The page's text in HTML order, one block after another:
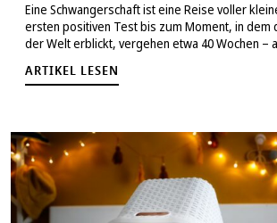
Eine Schwangerschaft ist eine Reise voller
ersten positiven Test bis zum Moment, in dem
der Welt erblickt, vergehen etwa 40 Wochen –
ARTIKEL LESEN